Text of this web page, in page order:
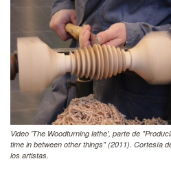
Video 'The Woodturning lathe', parte de
time in between other things" (2011). Cortesía
los artistas.